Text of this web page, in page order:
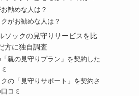
勧めな人は？
がお勧めな人は？
ソックの見守りサービスを比
方に独自調査
親の見守りプラン」を契約した
の「見守りサポート」を契約さ
コミ